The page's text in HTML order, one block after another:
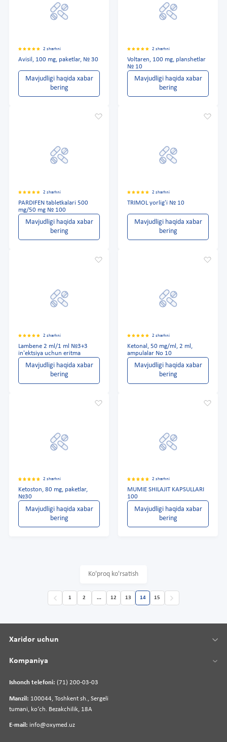
2 sharhni
Avisil, 100 mg, paketlar, № 30
Mavjudligi haqida xabar
bering
2 sharhni
Voltaren, 100 mg, planshetlar
№ 10
Mavjudligi haqida xabar
bering
2 sharhni
PARDIFEN tabletkalari 500
mg/50 mg № 100
Mavjudligi haqida xabar
bering
2 sharhni
TRIMOL yorlig'i № 10
Mavjudligi haqida xabar
bering
2 sharhni
Lambene 2 ml/1 ml №3+3
in'ektsiya uchun eritma
Mavjudligi haqida xabar
bering
2 sharhni
Ketonal, 50 mg/ml, 2 ml,
ampulalar No 10
Mavjudligi haqida xabar
bering
2 sharhni
Ketoston, 80 mg, paketlar,
№30
Mavjudligi haqida xabar
bering
2 sharhni
MUMIE SHILAJIT KAPSULLARI
100
Mavjudligi haqida xabar
bering
Ko'proq ko'rsatish
1 2 ... 12 13 14 15
Ishonch telefoni: (71) 200-03-03
Manzil: 100044, Toshkent sh., Sergeli
tumani, koʻch. Bezakchilik, 18A
E-mail: info@oxymed.uz
Xaridor uchun
Kompaniya